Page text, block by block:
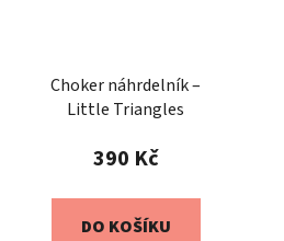
Choker náhrdelník –
Little Triangles
390 Kč
DO KOŠÍKU